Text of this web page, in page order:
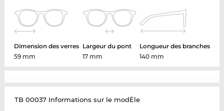
Dimension des verres
59 mm
Largeur du pont
17 mm
Longueur des branches
140 mm
TB 00037 Informations sur le modÈle